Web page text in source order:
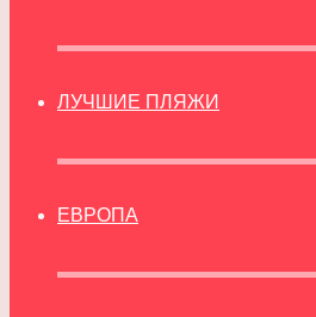
ЛУЧШИЕ ПЛЯЖИ
ЕВРОПА